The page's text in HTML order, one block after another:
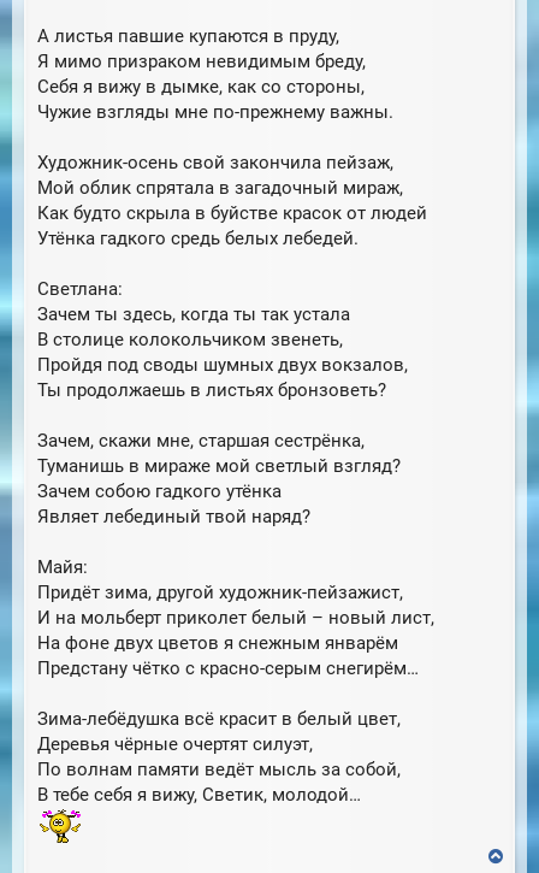
А листья павшие купаются в пруду,
Я мимо призраком невидимым бреду,
Себя я вижу в дымке, как со стороны,
Чужие взгляды мне по-прежнему важны.
Художник-осень свой закончила пейзаж,
Мой облик спрятала в загадочный мираж,
Как будто скрыла в буйстве красок от людей
Утёнка гадкого средь белых лебедей.
Светлана:
Зачем ты здесь, когда ты так устала
В столице колокольчиком звенеть,
Пройдя под своды шумных двух вокзалов,
Ты продолжаешь в листьях бронзоветь?
Зачем, скажи мне, старшая сестрёнка,
Туманишь в мираже мой светлый взгляд?
Зачем собою гадкого утёнка
Являет лебединый твой наряд?
Майя:
Придёт зима, другой художник-пейзажист,
И на мольберт приколет белый – новый лист,
На фоне двух цветов я снежным январём
Предстану чётко с красно-серым снегирём…
Зима-лебёдушка всё красит в белый цвет,
Деревья чёрные очертят силуэт,
По волнам памяти ведёт мысль за собой,
В тебе себя я вижу, Светик, молодой…